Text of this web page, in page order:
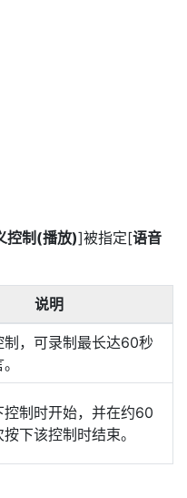
控制(播放)]被指定[语音
说明
制，可录制最长达60秒
控制时开始，并在约60
下该控制时结束。